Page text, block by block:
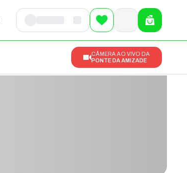
CÂMERA AO VIVO DA
PONTE DA AMIZADE